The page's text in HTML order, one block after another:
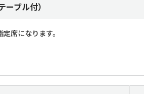
ブル付）
席になります。